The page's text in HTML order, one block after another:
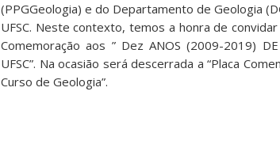
(PPGGeologia) e do Departamento de Geologia
UFSC. Neste contexto, temos a honra de
Comemoração aos ” Dez ANOS (2009-2019) DE
UFSC”. Na ocasião será descerrada a “Placa
Curso de Geologia”.